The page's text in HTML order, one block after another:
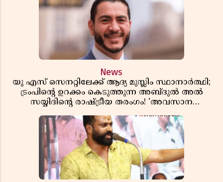
News
യു എസ് സെനറ്റിലേക്ക് ആദ്യ മുസ്ലിം സ്ഥാനാർത്ഥി;
ട്രംപിന്റെ ഉറക്കം കെടുത്തുന്ന അബ്ദുൽ അൽ
സയ്യിദിന്റെ രാഷ്ട്രീയ തരംഗം! 'അവസാന